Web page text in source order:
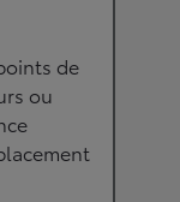
de
ou